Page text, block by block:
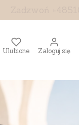
Ulubione Zaloguj się